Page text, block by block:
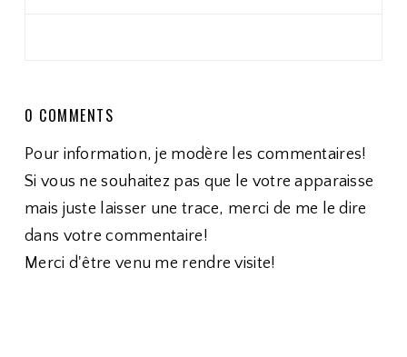
0 COMMENTS
Pour information, je modère les commentaires!
Si vous ne souhaitez pas que le votre apparaisse
mais juste laisser une trace, merci de me le dire
dans votre commentaire!
Merci d'être venu me rendre visite!